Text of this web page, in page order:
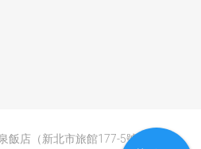
飯店（新北市旅館177-5號） / 網